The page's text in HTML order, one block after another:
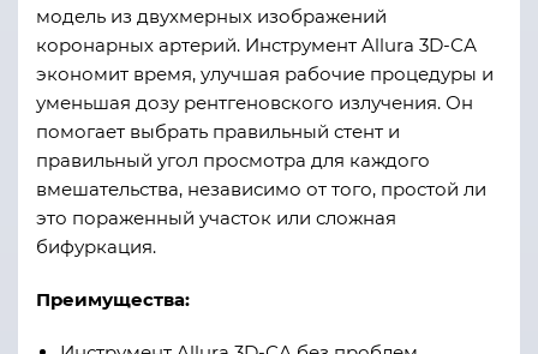
модель из двухмерных изображений
коронарных артерий. Инструмент Allura 3D-СА
экономит время, улучшая рабочие процедуры и
уменьшая дозу рентгеновского излучения. Он
помогает выбрать правильный стент и
правильный угол просмотра для каждого
вмешательства, независимо от того, простой ли
это пораженный участок или сложная
бифуркация.
Преимущества: